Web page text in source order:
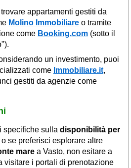
appartamenti gestiti da
Molino Immobiliare o tramite
come Booking.com (sotto il
un investimento, puoi
come Immobiliare.it,
gestiti da agenzie come
specifiche sulla disponibilità per
o se preferisci esplorare altre
mare a Vasto, non esitare a
visitare i portali di prenotazione